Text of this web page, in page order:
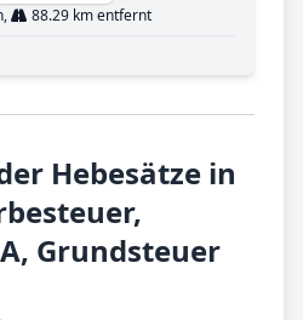
88.29 km entfernt
Hebesätze in
Grundsteuer